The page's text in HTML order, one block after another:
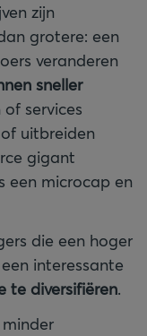
zijn
grotere: een
veranderen
sneller
services
uitbreiden
gigant
een microcap en
die een hoger
interessante
te diversifiëren.